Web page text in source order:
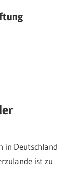
in Deutschland
ist zu